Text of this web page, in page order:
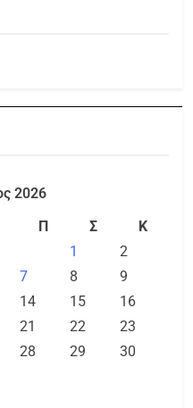
2026
Π Σ
Κ
1
2
7 8
9
14 15
16
21 22
23
28 29
30